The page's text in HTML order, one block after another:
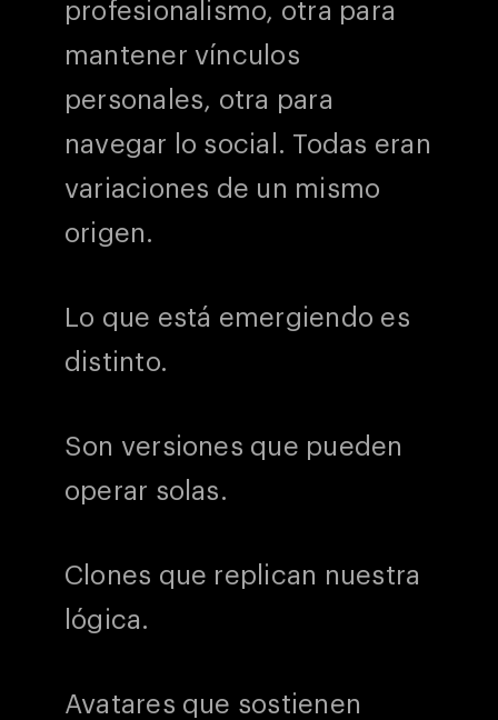
profesionalismo, otra para
mantener vínculos
personales, otra para
navegar lo social. Todas eran
variaciones de un mismo
origen.
Lo que está emergiendo es
distinto.
Son versiones que pueden
operar solas.
Clones que replican nuestra
lógica.
Avatares que sostienen